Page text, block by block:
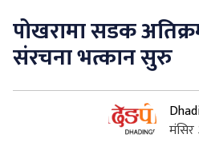
कृषि/सहकारी
साहित्य / संस्कृति
पोखरामा सडक
संरचना भत्कान सुरु